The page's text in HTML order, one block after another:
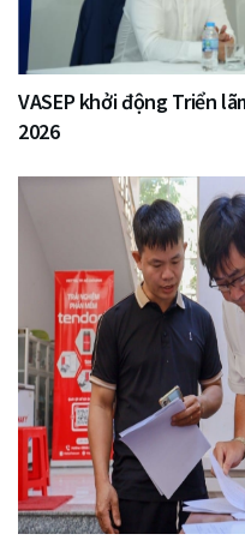
VASEP khởi động Triển
2026